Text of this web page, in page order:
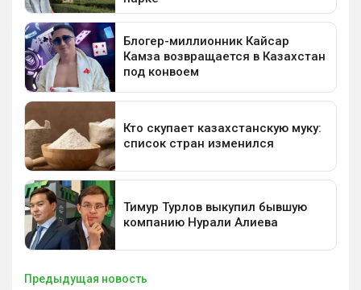
Предыдущая новость